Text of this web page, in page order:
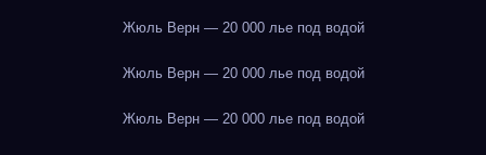
Жюль Верн — 20 000 лье под водой
Жюль Верн — 20 000 лье под водой
Жюль Верн — 20 000 лье под водой